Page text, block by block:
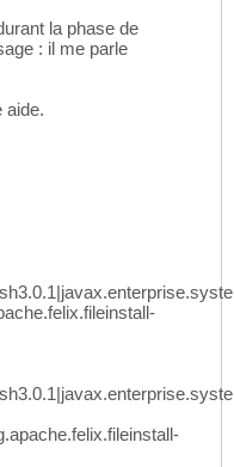
la phase de
: il me parle
aide.